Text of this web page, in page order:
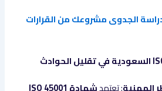
الجدوى مشروعك من القرارات
المهنية: تعتمد
شهادة ISO 45001